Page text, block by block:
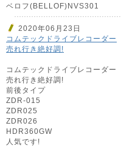
ベロフ(BELLOF)NVS301
2020年06月23日
コムテックドライブレコーダー
売れ行き絶好調!
コムテックドライブレコーダー
売れ行き絶好調!
前後タイプ
ZDR-015
ZDR025
ZDR026
HDR360GW
人気です!